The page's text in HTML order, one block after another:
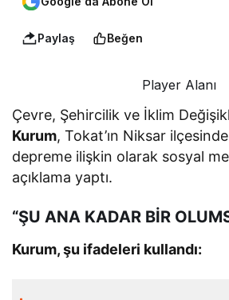
Paylaş Beğen
Player Alanı
Çevre, Şehircilik ve İklim
Kurum, Tokat’ın Niksar
depreme ilişkin olarak sosyal
açıklama yaptı.
“ŞU ANA KADAR BİR
Kurum, şu ifadeleri kullandı: